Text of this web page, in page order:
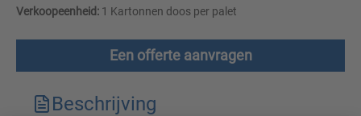
Verkoopeenheid: 1 Kartonnen doos per palet
Een offerte aanvragen
Beschrijving